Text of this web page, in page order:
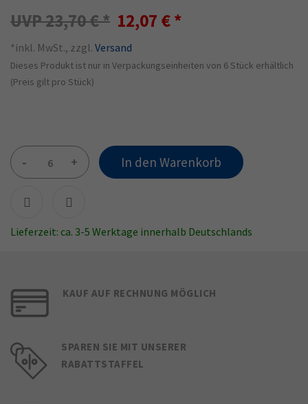
23,70 € 12,07 €
*inkl. MwSt., zzgl. Versand
Dieses Produkt ist nur in Verpackungseinheiten von 6 Stück erhältlich
(Preis gilt pro Stück)
- + In den Warenkorb
Lieferzeit: ca. 3-5 Werktage innerhalb Deutschlands
KAUF AUF RECHNUNG MÖGLICH
SPAREN SIE MIT UNSERER
RABATTSTAFFEL